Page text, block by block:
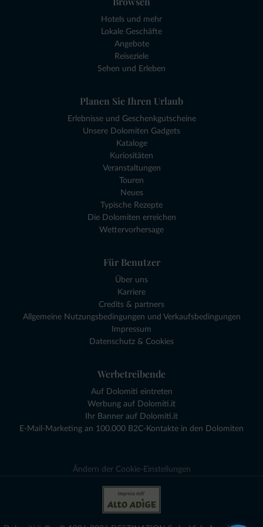
Hotels und mehr
Lokale Geschäfte
Angebote
Reiseziele
Sehen und Erleben
Planen Sie Ihren Urlaub
Erlebnisse und Geschenkgutscheine
Unsere Dolomiten Gadgets
Kataloge
Kuriositäten
Veranstaltungen
Touren
Neues
Typische Rezepte
Die Dolomiten erreichen
Wettervorhersage
Für Benutzer
Über uns
Karriere
Credits & partners
Allgemeine Nutzungsbedingungen und Verkaufsbedingungen
Impressum
Datenschutz & Cookies
Werbetreibende
Auf Dolomiti eintreten
Werbung auf Dolomiti.it
Ihr Banner auf Dolomiti.it
E-Mail-Marketing an 100.000 B2C-Kontakte in den Dolomiten
Ändern der Cookie-Einstellungen